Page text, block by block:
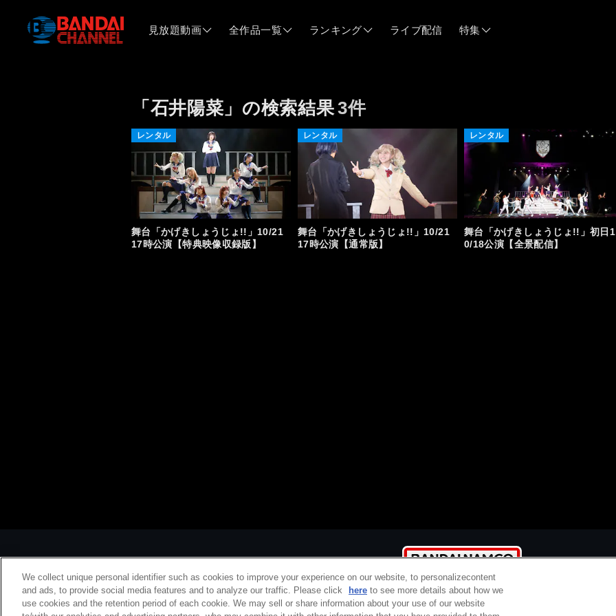
見放題動画 全作品一覧 ランキング ライブ配信 特集
05/21
05/14
「石井陽菜」の検索結果3件
レンタル
舞台「かげきしょうじょ!!」10/21
17時公演【特典映像収録版】
レンタル
舞台「かげきしょうじょ!!」10/21
17時公演【通常版】
レンタル
舞台「かげきしょうじょ!!」初日1
0/18公演【全景配信】
We collect unique personal identifier such as cookies to improve your experience on our website, to personalizecontent
and ads, to provide social media features and to analyze our traffic. Please click
here to see more details about how we
use cookies and the retention period of each cookie. We may sell or share information about your use of our website